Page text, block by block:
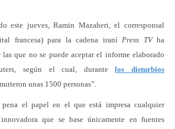
este jueves, Ramin Mazaheri, el corresponsal
francesa) para la cadena iraníPress TVha
que no se puede aceptar el informe elaborado
según el cual, durantelos disturbios
unas 1500 personas”.
el papel en el que está impresa cualquier
que se base únicamente en fuentes